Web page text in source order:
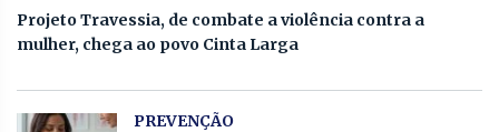
Projeto Travessia, de combate a violência contra a
mulher, chega ao povo Cinta Larga
PREVENÇÃO